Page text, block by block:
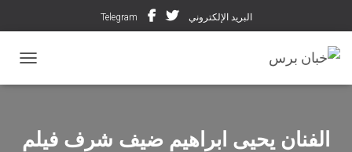
البريد الإلكتروني Telegram
الفنان يحيى ابراهيم ضيف شرف فيلم